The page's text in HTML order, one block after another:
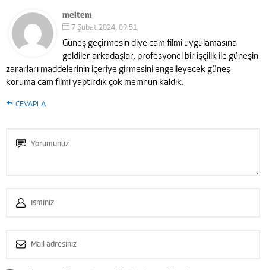
meltem
7 Şubat 2024, 09:51
Güneş geçirmesin diye cam filmi uygulamasına
geldiler arkadaşlar, profesyonel bir işçilik ile güneşin
zararları maddelerinin içeriye girmesini engelleyecek güneş
koruma cam filmi yaptırdık çok memnun kaldık.
CEVAPLA